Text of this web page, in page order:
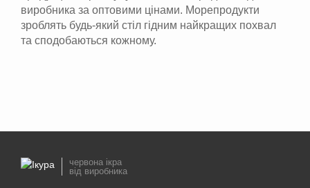
виробника за оптовими цінами. Морепродукти
зроблять будь-який стіл гідним найкращих похвал
та сподобаються кожному.
червона ікра
від виробника